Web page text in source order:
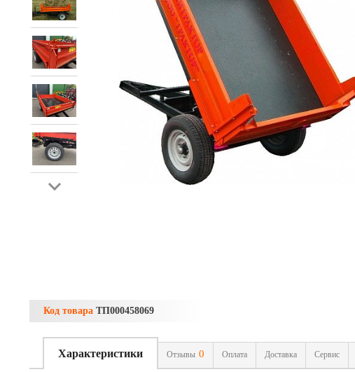
Код товара ТП000458069
Характеристики Отзывы 0 Оплата Доставка Сервис